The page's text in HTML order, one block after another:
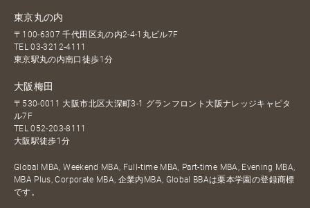
東京丸の内
〒100-6307 千代田区丸の内2-4-1丸ビル7F
TEL03-3212-4111
東京駅丸の内南口徒歩1分
大阪梅田
〒530-0011 大阪市北区大深町3-1 グランフロント大阪ナレッジキャピタ
ル7F
TEL052-203-8111
大阪駅徒歩1分
Global MBA, Weekend MBA, Full-time MBA, Part-time MBA, Evening MBA,
MBA Plus, Corporate MBA, 企業内MBA, Global BBAは栗本学園の登録商標
です。